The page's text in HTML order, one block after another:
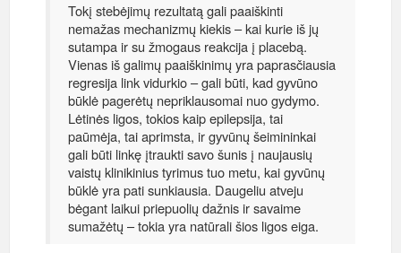
Tokį stebėjimų rezultatą gali paaiškinti
nemažas mechanizmų kiekis – kai kurie iš jų
sutampa ir su žmogaus reakcija į placebą.
Vienas iš galimų paaiškinimų yra paprasčiausia
regresija link vidurkio – gali būti, kad gyvūno
būklė pagerėtų nepriklausomai nuo gydymo.
Lėtinės ligos, tokios kaip epilepsija, tai
paūmėja, tai aprimsta, ir gyvūnų šeimininkai
gali būti linkę įtraukti savo šunis į naujausių
vaistų klinikinius tyrimus tuo metu, kai gyvūnų
būklė yra pati sunkiausia. Daugeliu atveju
bėgant laikui priepuolių dažnis ir savaime
sumažėtų – tokia yra natūrali šios ligos eiga.